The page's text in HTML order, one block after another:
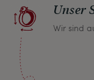
Unser
Wir sind